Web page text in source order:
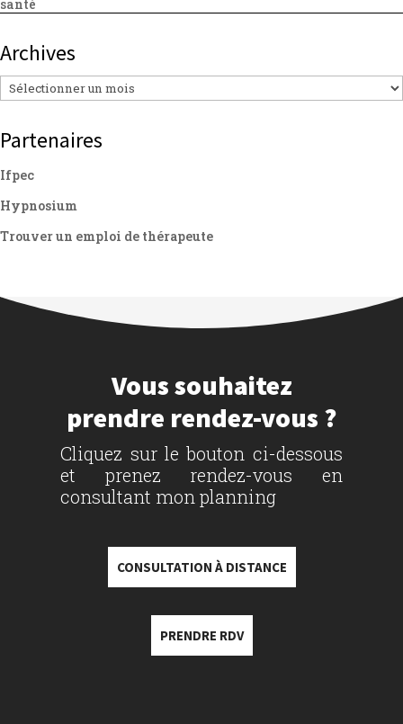
santé
Archives
Archives
Partenaires
Ifpec
Hypnosium
Trouver un emploi de thérapeute
Vous souhaitez
prendre rendez-vous ?
Cliquez sur le bouton ci-dessous
et prenez rendez-vous en
consultant mon planning
CONSULTATION À DISTANCE
PRENDRE RDV